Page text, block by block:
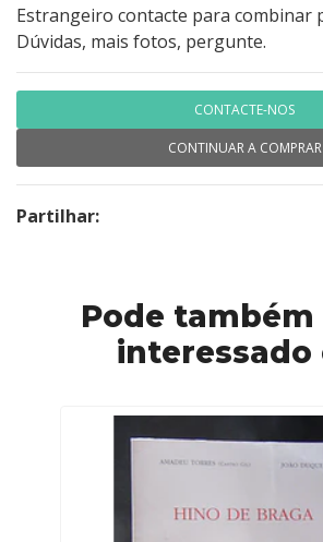
Estrangeiro contacte para combinar
Dúvidas, mais fotos, pergunte.
CONTACTE-NOS
CONTINUAR A COMPRAR
Partilhar:
Pode também
interessado